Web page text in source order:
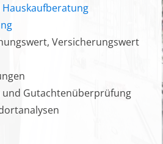
Versicherungswert
und Gutachtenüberprüfung